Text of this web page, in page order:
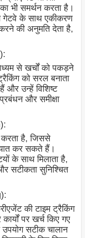
भी समर्थन करता है।
गेटवे के साथ एकीकरण
की अनुमति देता है,
से खर्चों को पकड़ने
को सरल बनाता
और उन्हें विशिष्ट
और समीक्षा
करता है, जिससे
कर सकते हैं।
के साथ मिलाता है,
सटीकता सुनिश्चित
की टाइम ट्रैकिंग
पर खर्च किए गए
सटीक चालान